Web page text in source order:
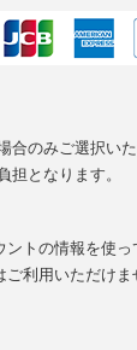
合のみご選択いた
となります。
トの情報を使っ
利用いただけま